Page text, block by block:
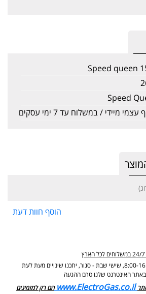
Speed queen
Speed
עצמי מיידי / במשלוח עד 7 ימי עסקים
הוסף חוות דעת
יתכנו שינויים מעת לעת
האינטרנט שלנו טרם ההגעה
www.ElectroGas.co.il הם רק למזמינים